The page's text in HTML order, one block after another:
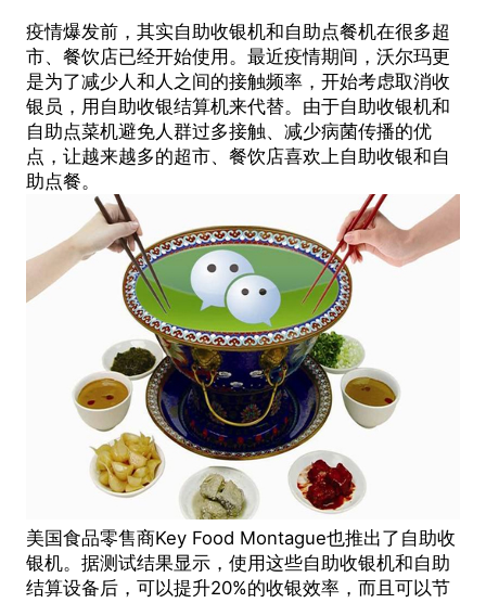
疫情爆发前，其实自助收银机和自助点餐机在很多超
市、餐饮店已经开始使用。最近疫情期间，沃尔玛更
是为了减少人和人之间的接触频率，开始考虑取消收
银员，用自助收银结算机来代替。由于自助收银机和
自助点菜机避免人群过多接触、减少病菌传播的优
点，让越来越多的超市、餐饮店喜欢上自助收银和自
助点餐。
美国食品零售商Key Food Montague也推出了 自助收
银机。据测试结果显示，使用这些自助收银机和自助
结算设备后，可以提升20%的收银效率，而且可以节